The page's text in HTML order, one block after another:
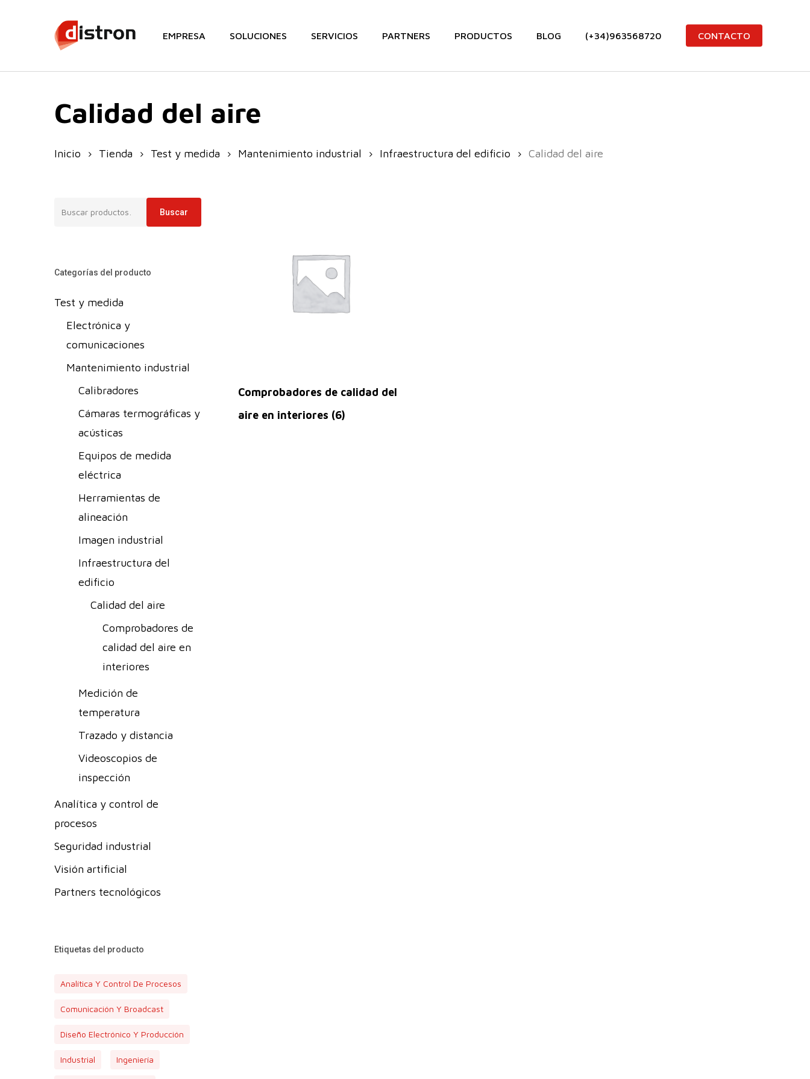
EMPRESA SOLUCIONES SERVICIOS PARTNERS PRODUCTOS BLOG (+34)963568720 CONTACTO
Calidad del aire
Inicio Tienda Test y medida Mantenimiento industrial Infraestructura del edificio Calidad del aire
Buscar
Categorías del producto
Test y medida
Electrónica y
comunicaciones
Mantenimiento industrial
Calibradores
Cámaras termográficas y
acústicas
Equipos de medida
eléctrica
Herramientas de
alineación
Imagen industrial
Infraestructura del
edificio
Calidad del aire
Comprobadores de
calidad del aire en
interiores
Medición de
temperatura
Trazado y distancia
Videoscopios de
inspección
Analítica y control de
procesos
Seguridad industrial
Visión artificial
Partners tecnológicos
Etiquetas del producto
Analítica Y Control De Procesos
Comunicación Y Broadcast
Diseño Electrónico Y Producción
Industrial Ingeniería
Comprobadores de calidad del
aire en interiores (6)